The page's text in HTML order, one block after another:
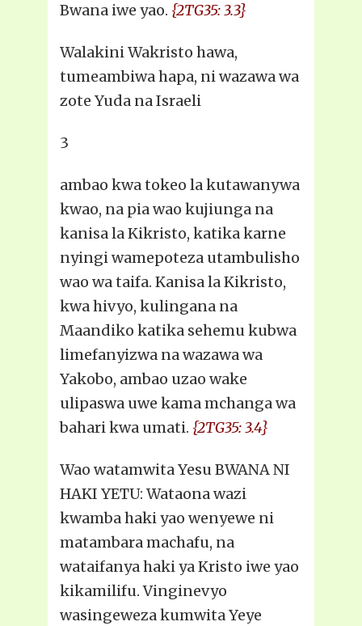
Bwana iwe yao. {2TG35: 3.3}
Walakini Wakristo hawa,
tumeambiwa hapa, ni wazawa wa
zote Yuda na Israeli
3
ambao kwa tokeo la kutawanywa
kwao, na pia wao kujiunga na
kanisa la Kikristo, katika karne
nyingi wamepoteza utambulisho
wao wa taifa. Kanisa la Kikristo,
kwa hivyo, kulingana na
Maandiko katika sehemu kubwa
limefanyizwa na wazawa wa
Yakobo, ambao uzao wake
ulipaswa uwe kama mchanga wa
bahari kwa umati. {2TG35: 3.4}
Wao watamwita Yesu BWANA NI
HAKI YETU: Wataona wazi
kwamba haki yao wenyewe ni
matambara machafu, na
wataifanya haki ya Kristo iwe yao
kikamilifu. Vinginevyo
wasingeweza kumwita Yeye